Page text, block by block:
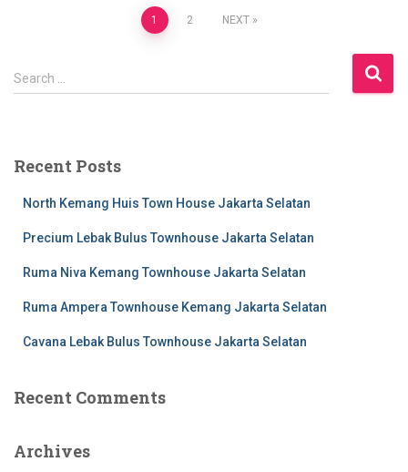
pagination
1 2 NEXT
S
e
h
Search …
Recent Posts
North Kemang Huis Town House Jakarta Selatan
Precium Lebak Bulus Townhouse Jakarta Selatan
Ruma Niva Kemang Townhouse Jakarta Selatan
Ruma Ampera Townhouse Kemang Jakarta Selatan
Cavana Lebak Bulus Townhouse Jakarta Selatan
Recent Comments
Archives